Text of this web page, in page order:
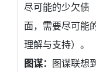
尽可能的少欠债
面，需要尽可能
理解与支持）。
图谋： 图谋联想